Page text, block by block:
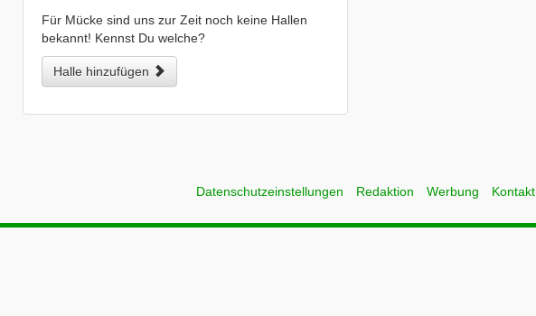
Für Mücke sind uns zur Zeit noch keine Hallen
bekannt! Kennst Du welche?
Halle hinzufügen
Datenschutzeinstellungen Redaktion Werbung Kontakt